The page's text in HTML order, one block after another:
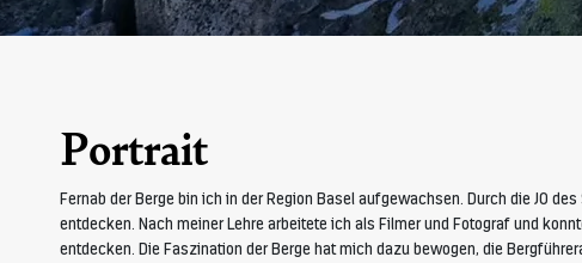
Portrait
Fernab der Berge bin ich in der Region Basel aufgewachsen. Durch die JO
entdecken. Nach meiner Lehre arbeitete ich als Filmer und Fotograf und
entdecken. Die Faszination der Berge hat mich dazu bewogen, die